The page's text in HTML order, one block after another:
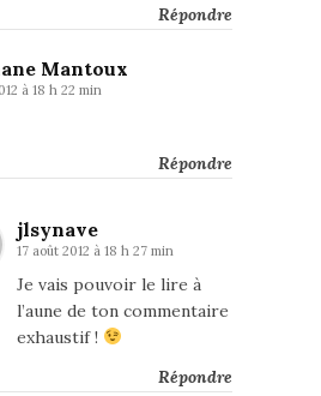
Répondre
Mantoux
à 18 h 22 min
Répondre
jlsynave
17 août 2012 à 18 h 27 min
Je vais pouvoir le lire à
l’aune de ton commentaire
exhaustif !
Répondre